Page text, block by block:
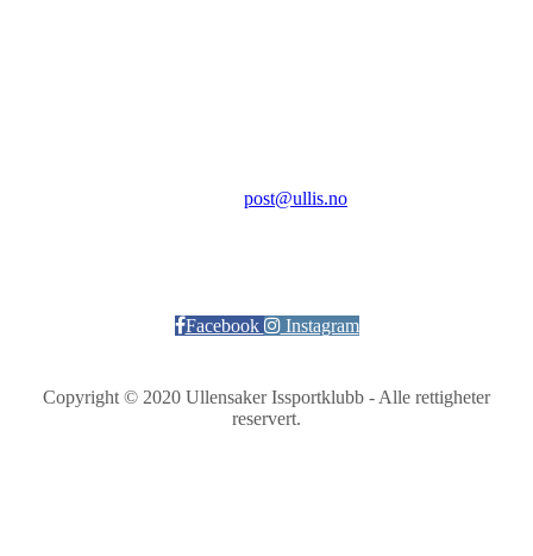
post@ullis.no
Facebook Instagram
Copyright © 2020 Ullensaker Issportklubb - Alle rettigheter
reservert.